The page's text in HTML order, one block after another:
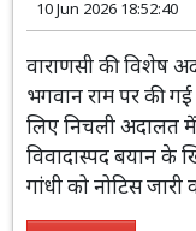
का मामला फिर
10 Jun 2026 18:52:40
अदालत में स्थानांतरित